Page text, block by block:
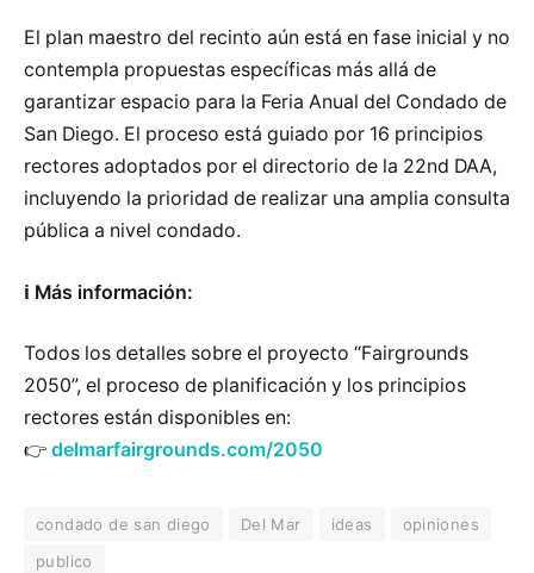
El plan maestro del recinto aún está en fase inicial y no
contempla propuestas específicas más allá de
garantizar espacio para la Feria Anual del Condado de
San Diego. El proceso está guiado por 16 principios
rectores adoptados por el directorio de la 22nd DAA,
incluyendo la prioridad de realizar una amplia consulta
pública a nivel condado.
ℹ️ Más información:
Todos los detalles sobre el proyecto “Fairgrounds
2050”, el proceso de planificación y los principios
rectores están disponibles en:
👉 delmarfairgrounds.com/2050
condado de san diego Del Mar ideas
opiniones
publico